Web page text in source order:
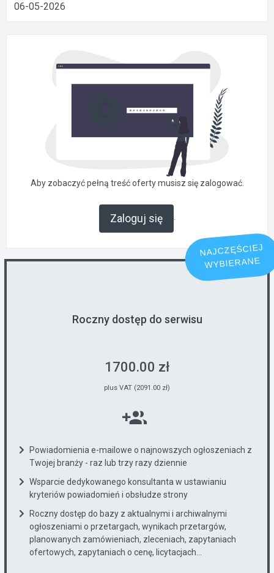
06-05-2026
Aby zobaczyć pełną treść oferty musisz się zalogować.
Zaloguj się .
NAJCZĘŚCIEJ
WYBIERANE
Roczny dostęp do serwisu
1700.00 zł
plus VAT (2091.00 zł)
Powiadomienia e-mailowe o najnowszych ogłoszeniach z
Twojej branży - raz lub trzy razy dziennie
Wsparcie dedykowanego konsultanta w ustawianiu
kryteriów powiadomień i obsłudze strony
Roczny dostęp do bazy z aktualnymi i archiwalnymi
ogłoszeniami o przetargach, wynikach przetargów,
planowanych zamówieniach, zleceniach, zapytaniach
ofertowych, zapytaniach o cenę, licytacjach...